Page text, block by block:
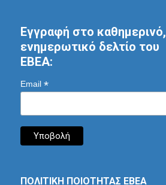
Εγγραφή στο καθημερινό,
ενημερωτικό δελτίο του
ΕΒΕΑ:
Email *
ΠΟΛΙΤΙΚΗ ΠΟΙΟΤΗΤΑΣ ΕΒΕΑ